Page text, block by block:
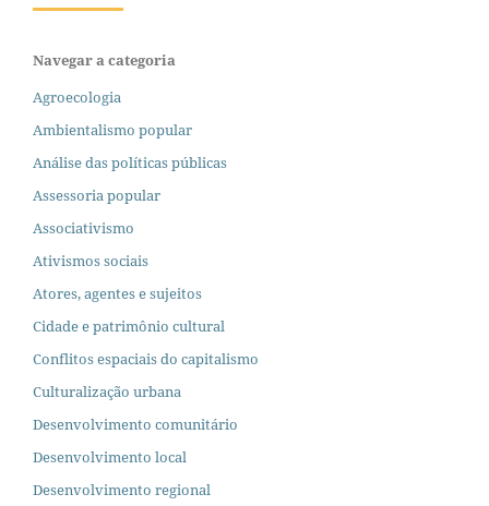
Navegar a categoria
Agroecologia
Ambientalismo popular
Análise das políticas públicas
Assessoria popular
Associativismo
Ativismos sociais
Atores, agentes e sujeitos
Cidade e patrimônio cultural
Conflitos espaciais do capitalismo
Culturalização urbana
Desenvolvimento comunitário
Desenvolvimento local
Desenvolvimento regional